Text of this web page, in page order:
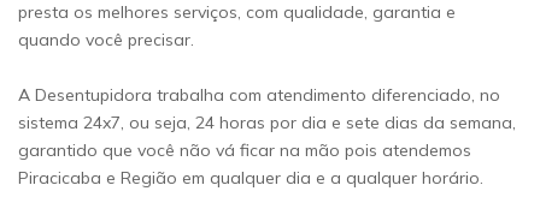
presta os melhores serviços, com qualidade, garantia e
quando você precisar.
A Desentupidora trabalha com atendimento diferenciado, no
sistema 24x7, ou seja, 24 horas por dia e sete dias da semana,
garantido que você não vá ficar na mão pois atendemos
Piracicaba e Região em qualquer dia e a qualquer horário.